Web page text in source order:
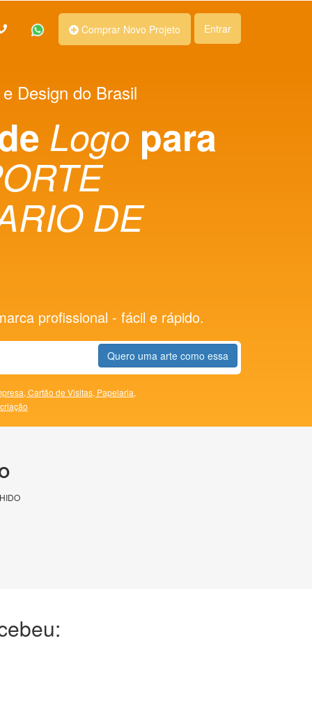
Comprar Novo Projeto Entrar
Design do Brasil
Logo para
DE
profissional - fácil e rápido.
Quero uma arte como essa
Cartão de Visitas, Papelaria,